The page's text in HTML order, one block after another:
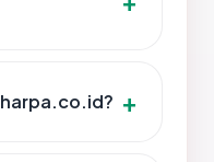
harpa.co.id?